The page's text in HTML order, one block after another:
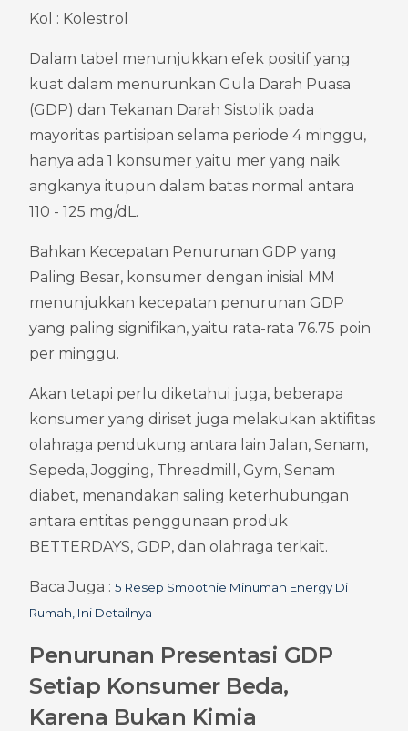
Kol : Kolestrol
Dalam tabel menunjukkan efek positif yang
kuat dalam menurunkan Gula Darah Puasa
(GDP) dan Tekanan Darah Sistolik pada
mayoritas partisipan selama periode 4 minggu,
hanya ada 1 konsumer yaitu mer yang naik
angkanya itupun dalam batas normal antara
110 - 125 mg/dL.
Bahkan Kecepatan Penurunan GDP yang
Paling Besar, konsumer dengan inisial MM
menunjukkan kecepatan penurunan GDP
yang paling signifikan, yaitu rata-rata 76.75 poin
per minggu.
Akan tetapi perlu diketahui juga, beberapa
konsumer yang diriset juga melakukan aktifitas
olahraga pendukung antara lain Jalan, Senam,
Sepeda, Jogging, Threadmill, Gym, Senam
diabet, menandakan saling keterhubungan
antara entitas penggunaan produk
BETTERDAYS, GDP, dan olahraga terkait.
Baca Juga : 5 Resep Smoothie Minuman Energy Di
Rumah, Ini Detailnya
Penurunan Presentasi GDP
Setiap Konsumer Beda,
Karena Bukan Kimia